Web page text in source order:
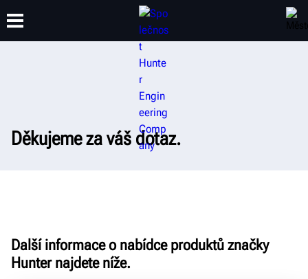
Děkujeme za váš dotaz.
Další informace o nabídce produktů značky
Hunter najdete níže.